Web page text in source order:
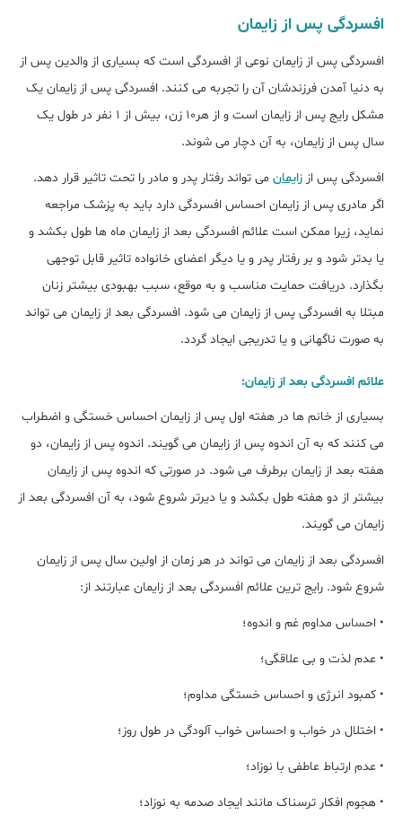
افسردگی پس از زایمان
افسردگی پس از زایمان نوعی از افسردگی است که بسیاری از والدین پس از
به دنیا آمدن فرزندشان آن را تجربه می کنند. افسردگی پس از زایمان یک
مشکل رایج پس از زایمان است و از هر10 زن، بیش از 1 نفر در طول یک
سال پس از زایمان، به آن دچار می شوند.
افسردگی پس از زایمان می تواند رفتار پدر و مادر را تحت تاثیر قرار دهد.
اگر مادری پس از زایمان احساس افسردگی دارد باید به پزشک مراجعه
نماید، زیرا ممکن است علائم افسردگی بعد از زایمان ماه ها طول بکشد و
یا بدتر شود و بر رفتار پدر و یا دیگر اعضای خانواده تاثیر قابل توجهی
بگذارد. دریافت حمایت مناسب و به موقع، سبب بهبودی بیشتر زنان
مبتلا به افسردگی پس از زایمان می شود. افسردگی بعد از زایمان می تواند
به صورت ناگهانی و یا تدریجی ایجاد گردد.
علائم افسردگی بعد از زایمان:
بسیاری از خانم ها در هفته اول پس از زایمان احساس خستگی و اضطراب
می کنند که به آن اندوه پس از زایمان می گویند. اندوه پس از زایمان، دو
هفته بعد از زایمان برطرف می شود. در صورتی که اندوه پس از زایمان
بیشتر از دو هفته طول بکشد و یا دیرتر شروع شود، به آن افسردگی بعد از
زایمان می گویند.
افسردگی بعد از زایمان می تواند در هر زمان از اولین سال پس از زایمان
شروع شود. رایج ترین علائم افسردگی بعد از زایمان عبارتند از:
• احساس مداوم غم و اندوه؛
• عدم لذت و بی علاقگی؛
• کمبود انرژی و احساس خستگی مداوم؛
• اختلال در خواب و احساس خواب آلودگی در طول روز؛
• عدم ارتباط عاطفی با نوزاد؛
• هجوم افکار ترسناک مانند ایجاد صدمه به نوزاد؛